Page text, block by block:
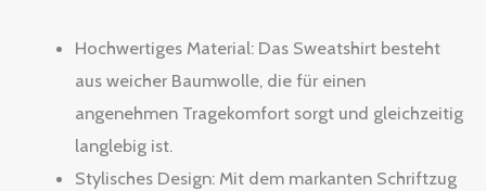
Hochwertiges Material: Das Sweatshirt besteht
aus weicher Baumwolle, die für einen
angenehmen Tragekomfort sorgt und gleichzeitig
langlebig ist.
Stylisches Design: Mit dem markanten Schriftzug